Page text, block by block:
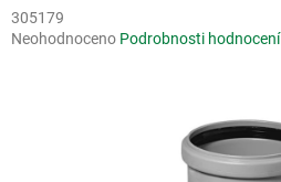
305179
Průměrné
Neohodnoceno Podrobnosti hodnocení